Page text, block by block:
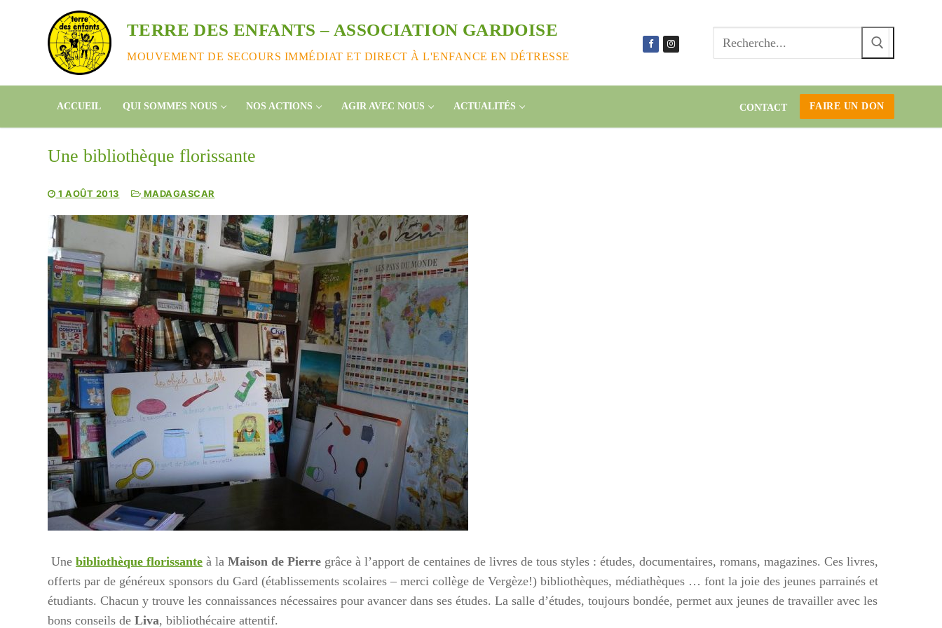
contenu
TERRE DES ENFANTS – ASSOCIATION GARDOISE
MOUVEMENT DE SECOURS IMMÉDIAT ET DIRECT À L'ENFANCE EN DÉTRESSE
ACCUEIL QUI SOMMES NOUS NOS ACTIONS AGIR AVEC NOUS ACTUALITÉS CONTACT FAIRE UN DON
Une bibliothèque florissante
1 AOÛT 2013 MADAGASCAR
Une bibliothèque florissante à la Maison de Pierre grâce à l’apport de centaines de livres de tous styles : études, documentaires, romans, magazines. Ces livres,
offerts par de généreux sponsors du Gard (établissements scolaires – merci collège de Vergèze!) bibliothèques, médiathèques … font la joie des jeunes parrainés et
étudiants. Chacun y trouve les connaissances nécessaires pour avancer dans ses études. La salle d’études, toujours bondée, permet aux jeunes de travailler avec les
bons conseils de Liva, bibliothécaire attentif.